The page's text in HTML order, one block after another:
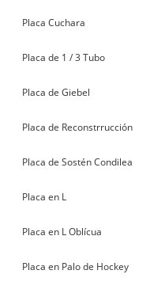
Placa Cuchara
Placa de 1 / 3 Tubo
Placa de Giebel
Placa de Reconstrrucción
Placa de Sostén Condilea
Placa en L
Placa en L Oblícua
Placa en Palo de Hockey